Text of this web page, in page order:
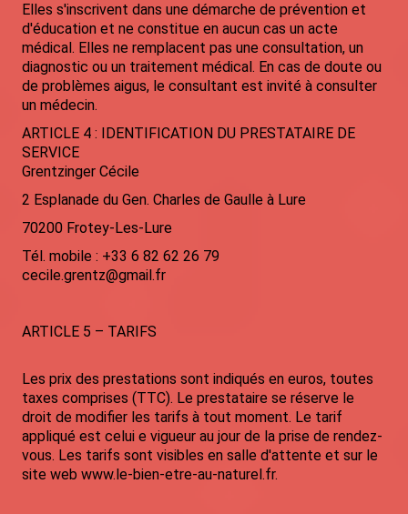
Elles s'inscrivent dans une démarche de prévention et
d'éducation et ne constitue en aucun cas un acte
médical. Elles ne remplacent pas une consultation, un
diagnostic ou un traitement médical. En cas de doute ou
de problèmes aigus, le consultant est invité à consulter
un médecin.
ARTICLE 4 : IDENTIFICATION DU PRESTATAIRE DE
SERVICE
Grentzinger Cécile
2 Esplanade du Gen. Charles de Gaulle à Lure
70200 Frotey-Les-Lure
Tél. mobile : +33 6 82 62 26 79
cecile.grentz@gmail.fr
ARTICLE 5 – TARIFS
Les prix des prestations sont indiqués en euros, toutes
taxes comprises (TTC). Le prestataire se réserve le
droit de modifier les tarifs à tout moment. Le tarif
appliqué est celui e vigueur au jour de la prise de rendez-
vous. Les tarifs sont visibles en salle d'attente et sur le
site web www.le-bien-etre-au-naturel.fr.